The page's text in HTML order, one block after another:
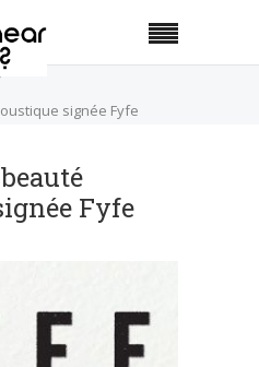
signée Fyfe
Fyfe